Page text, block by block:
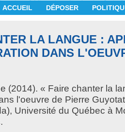
ACCUEIL DÉPOSER
LA LANGUE :
DANS
(2014). « Faire chanter la
l'oeuvre de Pierre
Université du Québec à